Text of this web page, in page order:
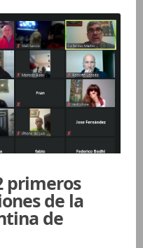
primeros
de la
de